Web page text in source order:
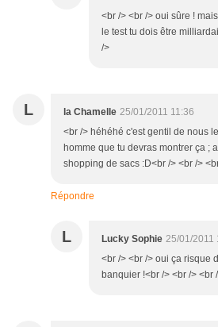
<br /> <br /> oui sûre !
le test tu dois être
/>
L la Chamelle 25/01/2011 11:36
<br /> héhéhé c'est gentil de nous
homme que tu devras montrer ça ;
shopping de sacs :D<br /> <br />
Répondre
L Lucky Sophie 25/01/2011
<br /> <br /> oui ça risque
banquier !<br /> <br /> <br